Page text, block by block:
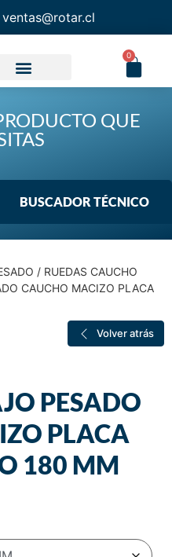
ventas@rotar.cl
0
QUE
BUSCADOR TÉCNICO
/ RUEDAS CAUCHO
CAUCHO MACIZO PLACA
Volver atrás
PESADO
PLACA
180 MM